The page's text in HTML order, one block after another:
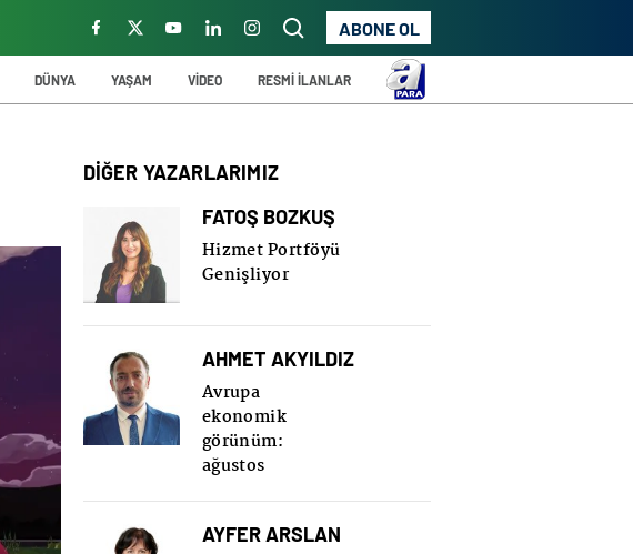
ABONE OL
DÜNYA YAŞAM VİDEO RESMİ İLANLAR
DİĞER YAZARLARIMIZ
FATOŞ BOZKUŞ
Hizmet Portföyü
Genişliyor
AHMET AKYILDIZ
Avrupa
ekonomik
görünüm:
ağustos
AYFER ARSLAN